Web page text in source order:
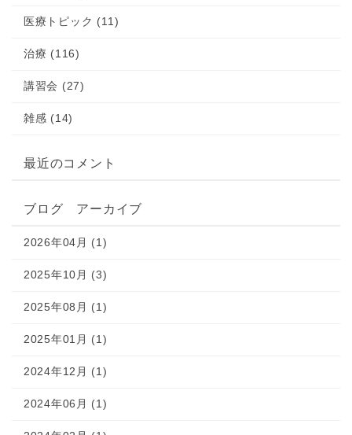
医療トピック (11)
治療 (116)
講習会 (27)
雑感 (14)
最近のコメント
ブログ アーカイブ
2026年04月 (1)
2025年10月 (3)
2025年08月 (1)
2025年01月 (1)
2024年12月 (1)
2024年06月 (1)